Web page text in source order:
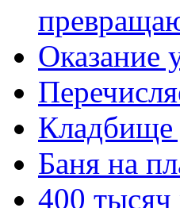
Оказание
Баня на
400 тысяч